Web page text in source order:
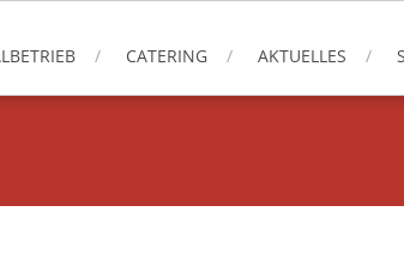
CATERING AKTUELLES